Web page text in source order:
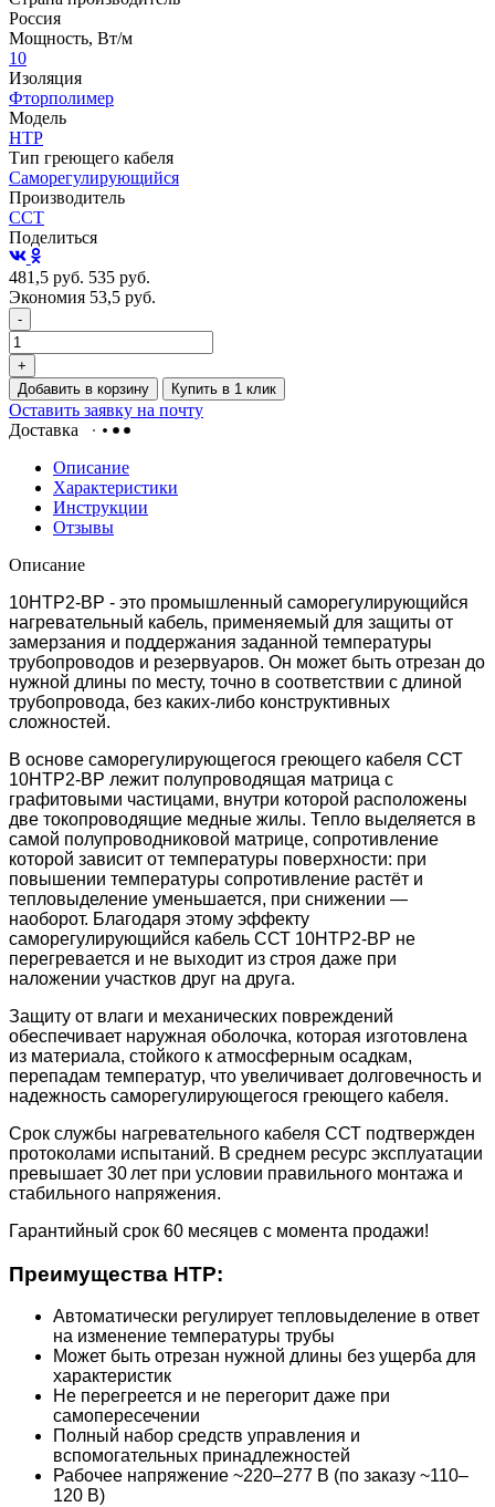
Россия
Мощность, Вт/м
10
Изоляция
Фторполимер
Модель
НТР
Тип греющего кабеля
Саморегулирующийся
Производитель
ССТ
Поделиться
481,5 руб. 535 руб.
Экономия 53,5 руб.
-
+
Добавить в корзину
Купить в 1 клик
Оставить заявку на почту
Доставка
Описание
Характеристики
Инструкции
Отзывы
Описание
10НТР2-ВР - это промышленный саморегулирующийся
нагревательный кабель, применяемый для защиты от
замерзания и поддержания заданной температуры
трубопроводов и резервуаров. Он может быть отрезан до
нужной длины по месту, точно в соответствии с длиной
трубопровода, без каких-либо конструктивных
сложностей.
В основе саморегулирующегося греющего кабеля ССТ
10НТР2-ВР лежит полупроводящая матрица с
графитовыми частицами, внутри которой расположены
две токопроводящие медные жилы. Тепло выделяется в
самой полупроводниковой матрице, сопротивление
которой зависит от температуры поверхности: при
повышении температуры сопротивление растёт и
тепловыделение уменьшается, при снижении —
наоборот. Благодаря этому эффекту
саморегулирующийся кабель ССТ 10НТР2-ВР не
перегревается и не выходит из строя даже при
наложении участков друг на друга.
Защиту от влаги и механических повреждений
обеспечивает наружная оболочка, которая изготовлена
из материала, стойкого к атмосферным осадкам,
перепадам температур, что увеличивает долговечность и
надежность саморегулирующегося греющего кабеля.
Срок службы нагревательного кабеля ССТ подтвержден
протоколами испытаний. В среднем ресурс эксплуатации
превышает 30 лет при условии правильного монтажа и
стабильного напряжения.
Гарантийный срок 60 месяцев с момента продажи!
Преимущества НТР:
Автоматически регулирует тепловыделение в ответ
на изменение температуры трубы
Может быть отрезан нужной длины без ущерба для
характеристик
Не перегреется и не перегорит даже при
самопересечении
Полный набор средств управления и
вспомогательных принадлежностей
Рабочее напряжение ~220–277 В (по заказу ~110–
120 В)